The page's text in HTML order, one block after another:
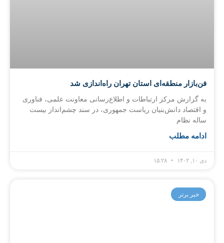
فن‌بازار منطقه‌ای استان تهران راه‌اندازی شد
به گزارش مرکز ارتباطات و اطلاع‌رسانی معاونت علمی، فناوری
و اقتصاد دانش‌بنیان ریاست جمهوری، در سند چشم‌انداز بیست
ساله نظام
ادامه مطلب
دی ۱۰, ۱۴۰۲
خبر برتر